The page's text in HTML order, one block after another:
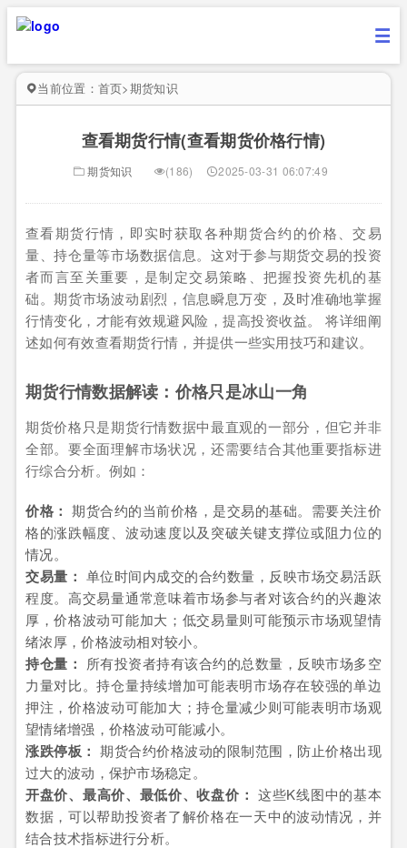
当前位置： 首页>期货知识
查看期货行情(查看期货价格行情)
期货知识 (186) 2025-03-31 06:07:49
查看期货行情，即实时获取各种期货合约的价格、交易
量、持仓量等市场数据信息。这对于参与期货交易的投资
者而言至关重要，是制定交易策略、把握投资先机的基
础。期货市场波动剧烈，信息瞬息万变，及时准确地掌握
行情变化，才能有效规避风险，提高投资收益。 将详细阐
述如何有效查看期货行情，并提供一些实用技巧和建议。
期货行情数据解读：价格只是冰山一角
期货价格只是期货行情数据中最直观的一部分，但它并非
全部。要全面理解市场状况，还需要结合其他重要指标进
行综合分析。例如：
价格： 期货合约的当前价格，是交易的基础。需要关注价
格的涨跌幅度、波动速度以及突破关键支撑位或阻力位的
情况。
交易量： 单位时间内成交的合约数量，反映市场交易活跃
程度。高交易量通常意味着市场参与者对该合约的兴趣浓
厚，价格波动可能加大；低交易量则可能预示市场观望情
绪浓厚，价格波动相对较小。
持仓量：
所有投资者持有该合约的总数量，反映市场多空
力量对比。持仓量持续增加可能表明市场存在较强的单边
押注，价格波动可能加大；持仓量减少则可能表明市场观
望情绪增强，价格波动可能减小。
涨跌停板： 期货合约价格波动的限制范围，防止价格出现
过大的波动，保护市场稳定。
开盘价、最高价、最低价、收盘价： 这些K线图中的基本
数据，可以帮助投资者了解价格在一天中的波动情况，并
结合技术指标进行分析。